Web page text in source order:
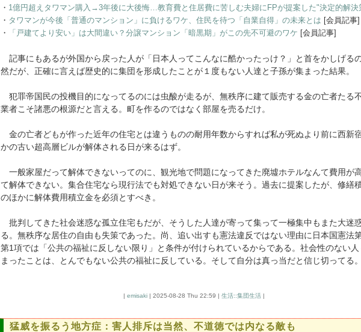
・ 1億円超えタワマン購入→3年後に大後悔…教育費と住居費に苦しむ夫婦にFPが提案した"決定的解決
・ タワマンが今後「普通のマンション」に負けるワケ、住民を待つ「自業自得」の未来とは [会員記事]
・
「戸建てより安い」は大間違い？分譲マンション「暗黒期」がこの先不可避のワケ [会員記事]
記事にもあるが外国から戻った人が「日本人ってこんなに酷かったっけ？」と首をかしげる
然だが、正確に言えば歴史的に集団を形成したことが１度もない人達と子孫が集まった結果。
犯罪帝国民の投機目的になってるのには虫酸が走るが、無秩序に建て販売する金の亡者たる
業者こそ諸悪の根源だと言える。町を作るのではなく部屋を売るだけ。
金の亡者どもが作った近年の住宅とは違うものの耐用年数からすれば私が死ぬより前に西新
かの古い超高層ビルが解体される日が来るはず。
一般家屋だって解体できないってのに、観光地で問題になってきた廃墟ホテルなんて費用が
て解体できない。集合住宅なら現行法でも対処できない日が来そう。過去に提案したが、修繕
のほかに解体費用積立金を必須とすべき。
批判してきた社会迷惑な孤立住宅もだが、そうした人達が寄って集って一極集中もまた大迷
る。無秩序な居住の自由も失策であった。尚、追い出すも憲法違反ではない理由に日本国憲法
第1項では「公共の福祉に反しない限り」と条件が付けられているからである。社会性のない
まったことは、とんでもない公共の福祉に反している。そして自分は真っ当だと信じ切ってる。
| emisaki| 2025-08-28 Thu 22:59 | 生活::集団生活|
猛威を振るう地方症：害人排斥は当然、不道徳では内なる敵も